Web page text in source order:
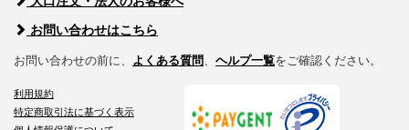
お問い合わせはこちら
お問い合わせの前に、 よくある質問、 ヘルプ一覧をご確認ください。
利用規約
特定商取引法に基づく表示